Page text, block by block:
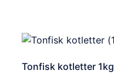
Tonfisk kotletter 1kg